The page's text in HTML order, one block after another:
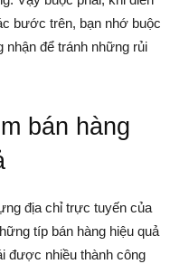
bước trên, bạn nhớ buộc
để tránh những rủi
bán hàng
địa chỉ trực tuyến của
típ bán hàng hiệu quả
được nhiều thành công